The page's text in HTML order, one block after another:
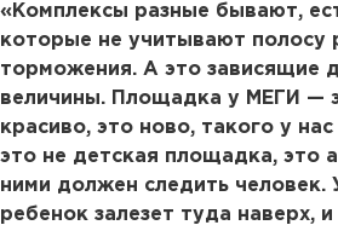
«Комплексы разные бывают,
которые не учитывают полосу
торможения. А это зависящие
величины. Площадка у МЕГИ —
красиво, это ново, такого у
это не детская площадка, это
ними должен следить человек.
ребенок залезет туда наверх,